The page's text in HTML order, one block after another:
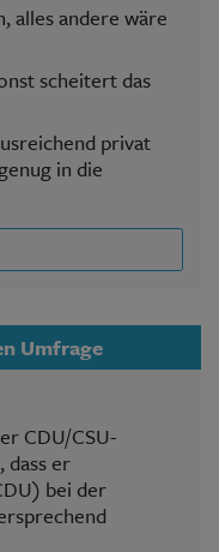
alles andere wäre
scheitert das
privat
in die
Umfrage
CDU/CSU-
dass er
bei der